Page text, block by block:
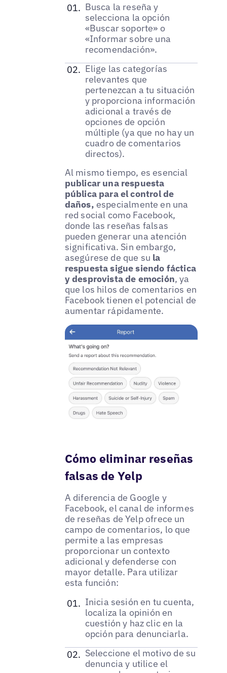
Busca la reseña y
selecciona la opción
«Buscar soporte» o
«Informar sobre una
recomendación».
Elige las categorías
relevantes que
pertenezcan a tu situación
y proporciona información
adicional a través de
opciones de opción
múltiple (ya que no hay un
cuadro de comentarios
directos).
Al mismo tiempo, es esencial
publicar una respuesta
pública para el control de
daños, especialmente en una
red social como Facebook,
donde las reseñas falsas
pueden generar una atención
significativa. Sin embargo,
asegúrese de que su la
respuesta sigue siendo fáctica
y desprovista de emoción, ya
que los hilos de comentarios en
Facebook tienen el potencial de
aumentar rápidamente.
Cómo eliminar reseñas
falsas de Yelp
A diferencia de Google y
Facebook, el canal de informes
de reseñas de Yelp ofrece un
campo de comentarios, lo que
permite a las empresas
proporcionar un contexto
adicional y defenderse con
mayor detalle. Para utilizar
esta función:
Inicia sesión en tu cuenta,
localiza la opinión en
cuestión y haz clic en la
opción para denunciarla.
Seleccione el motivo de su
denuncia y utilice el